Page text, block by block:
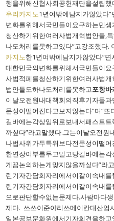
행을위해신협사회공헌재단을설립
우리카지노1년여밖에남지가않았다
변화를위해서국민들이요구하는민
청산하기위한여러사법개혁법안들,
나도처리를못하고있다”고강조했다.
카지노한1년여밖에남지가않았다”면
대한민국의변화를위해서국민들이
사법적폐를청산하기위한여러사법
법안들도하나도처리를못하고포항바
이날오전원내대책회의직후기자들
문성이떨어진다고보지않는다”며“
길바에는각상임위로보내서패스트
까싶다”라고말했다.그는이날오전원
나법사위가두특위보다전문성이떨
한연장여부를두고밀고당길바에는
게끔논의하는게맞지않을까싶다”라
린기자간담회자리에서이같이속내
린기자간담회자리에서이같이속내
으로판단할수없는문제다.사람마다
제다. 쓰쓰이준야리쓰메이칸대산업
일본공보문화원에서기자회견을하